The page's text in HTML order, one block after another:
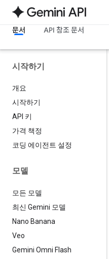
문서 API 참조 문서
시작하기
개요
시작하기
API 키
가격 책정
코딩 에이전트 설정
모델
모든 모델
최신 Gemini 모델
Nano Banana
Veo
Gemini Omni Flash